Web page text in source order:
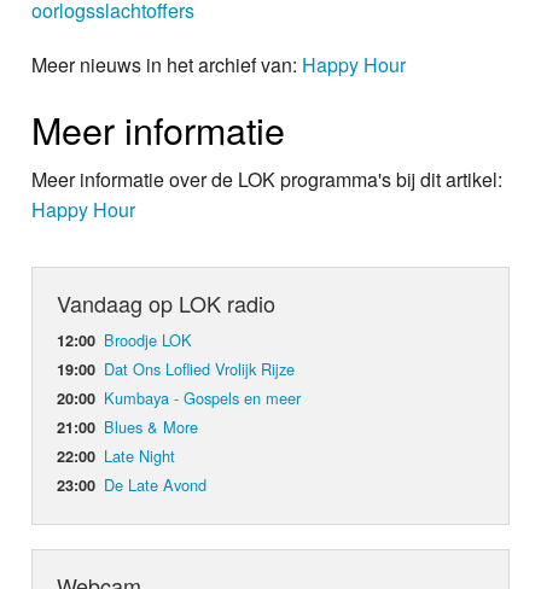
oorlogsslachtoffers
Meer nieuws in het archief van: Happy Hour
Meer informatie
Meer informatie over de LOK programma's bij dit artikel:
Happy Hour
Vandaag op LOK radio
12:00 Broodje LOK
19:00 Dat Ons Loflied Vrolijk Rijze
20:00 Kumbaya - Gospels en meer
21:00 Blues & More
22:00 Late Night
23:00 De Late Avond